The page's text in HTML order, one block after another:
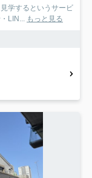
学するというサービ
LIN... もっと見る